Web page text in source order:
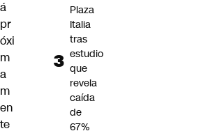
á
pr
óxi
m
a
m
en
te
Plaza
Italia
tras
estudio
que
revela
caída
de
67%